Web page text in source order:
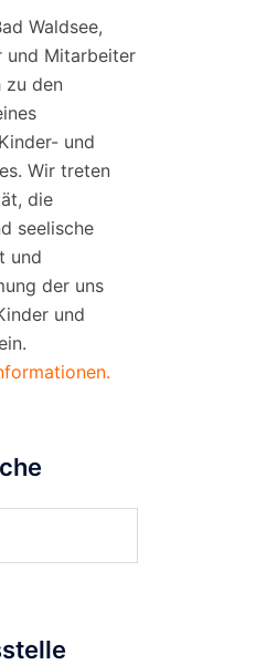
Waldsee,
und Mitarbeiter
zu den
und
Wir treten
die
seelische
und
der uns
und